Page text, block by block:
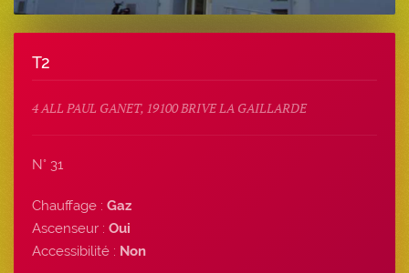
T2
4 ALL PAUL GANET, 19100 BRIVE LA GAILLARDE
N° 31
Chauffage : Gaz
Ascenseur : Oui
Accessibilité : Non